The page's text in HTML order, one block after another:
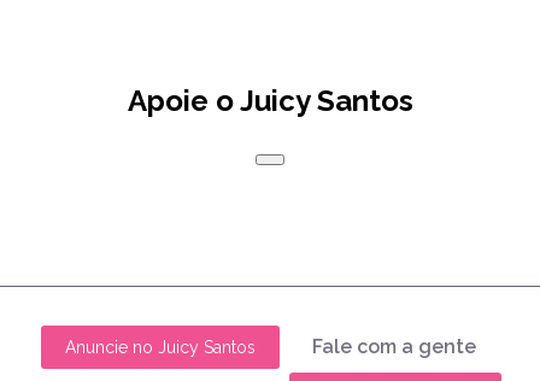
Apoie o Juicy Santos
Anuncie no Juicy Santos Fale com a gente